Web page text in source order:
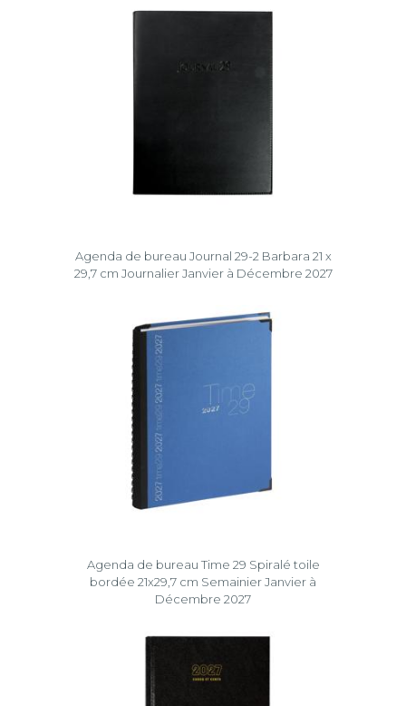
Agenda de bureau Journal 29-2 Barbara 21 x
29,7 cm Journalier Janvier à Décembre 2027
Agenda de bureau Time 29 Spiralé toile
bordée 21x29,7 cm Semainier Janvier à
Décembre 2027